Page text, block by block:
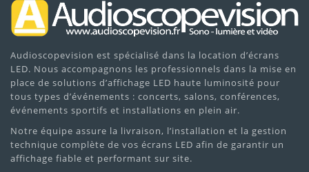
Audioscopevision est spécialisé dans la location d’écrans
LED. Nous accompagnons les professionnels dans la mise en
place de solutions d’affichage LED haute luminosité pour
tous types d’événements : concerts, salons, conférences,
événements sportifs et installations en plein air.
Notre équipe assure la livraison, l’installation et la gestion
technique complète de vos écrans LED afin de garantir un
affichage fiable et performant sur site.